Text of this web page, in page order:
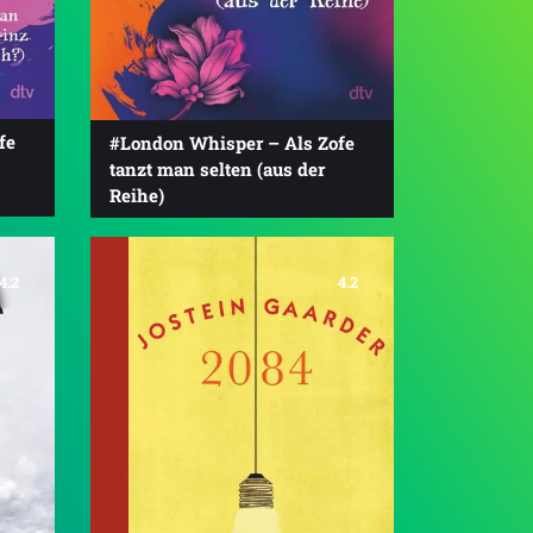
#London Whisper – Als Zofe
tanzt man selten (aus der
Reihe)
4.2 4.2